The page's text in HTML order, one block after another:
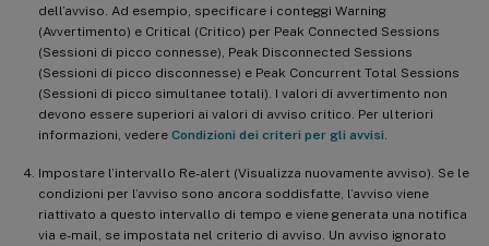
dell’avviso. Ad esempio, specificare i conteggi Warning
(Avvertimento) e Critical (Critico) per Peak Connected Sessions
(Sessioni di picco connesse), Peak Disconnected Sessions
(Sessioni di picco disconnesse) e Peak Concurrent Total Sessions
(Sessioni di picco simultanee totali). I valori di avvertimento non
devono essere superiori ai valori di avviso critico. Per ulteriori
informazioni, vedere Condizioni dei criteri per gli avvisi.
Impostare l’intervallo Re-alert (Visualizza nuovamente avviso). Se le
condizioni per l’avviso sono ancora soddisfatte, l’avviso viene
riattivato a questo intervallo di tempo e viene generata una notifica
via e-mail, se impostata nel criterio di avviso. Un avviso ignorato